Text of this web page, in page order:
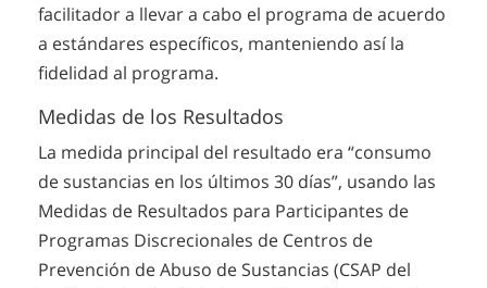
facilitador a llevar a cabo el programa de acuerdo
a estándares específicos, manteniendo así la
fidelidad al programa.
Medidas de los Resultados
La medida principal del resultado era “consumo
de sustancias en los últimos 30 días”, usando las
Medidas de Resultados para Participantes de
Programas Discrecionales de Centros de
Prevención de Abuso de Sustancias (CSAP del